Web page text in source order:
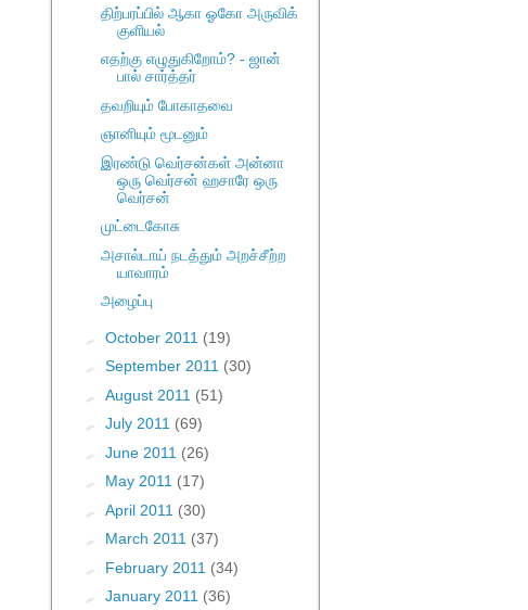
திற்பரப்பில் ஆகா ஓகோ அருவிக்
குளியல்
எதற்கு எழுதுகிறோம்? - ஜான்
பால் சார்த்தர்
தவறியும் போகாதவை
ஞானியும் மூடனும்
இரண்டு வெர்சன்கள் அன்னா
ஒரு வெர்சன் ஹசாரே ஒரு
வெர்சன்
முட்டைகோசு
அசால்டாய் நடத்தும் அறச்சீற்ற
யாவாரம்
அழைப்பு
► October 2011 (19)
► September 2011 (30)
► August 2011 (51)
► July 2011 (69)
► June 2011 (26)
► May 2011 (17)
► April 2011 (30)
► March 2011 (37)
► February 2011 (34)
► January 2011 (36)